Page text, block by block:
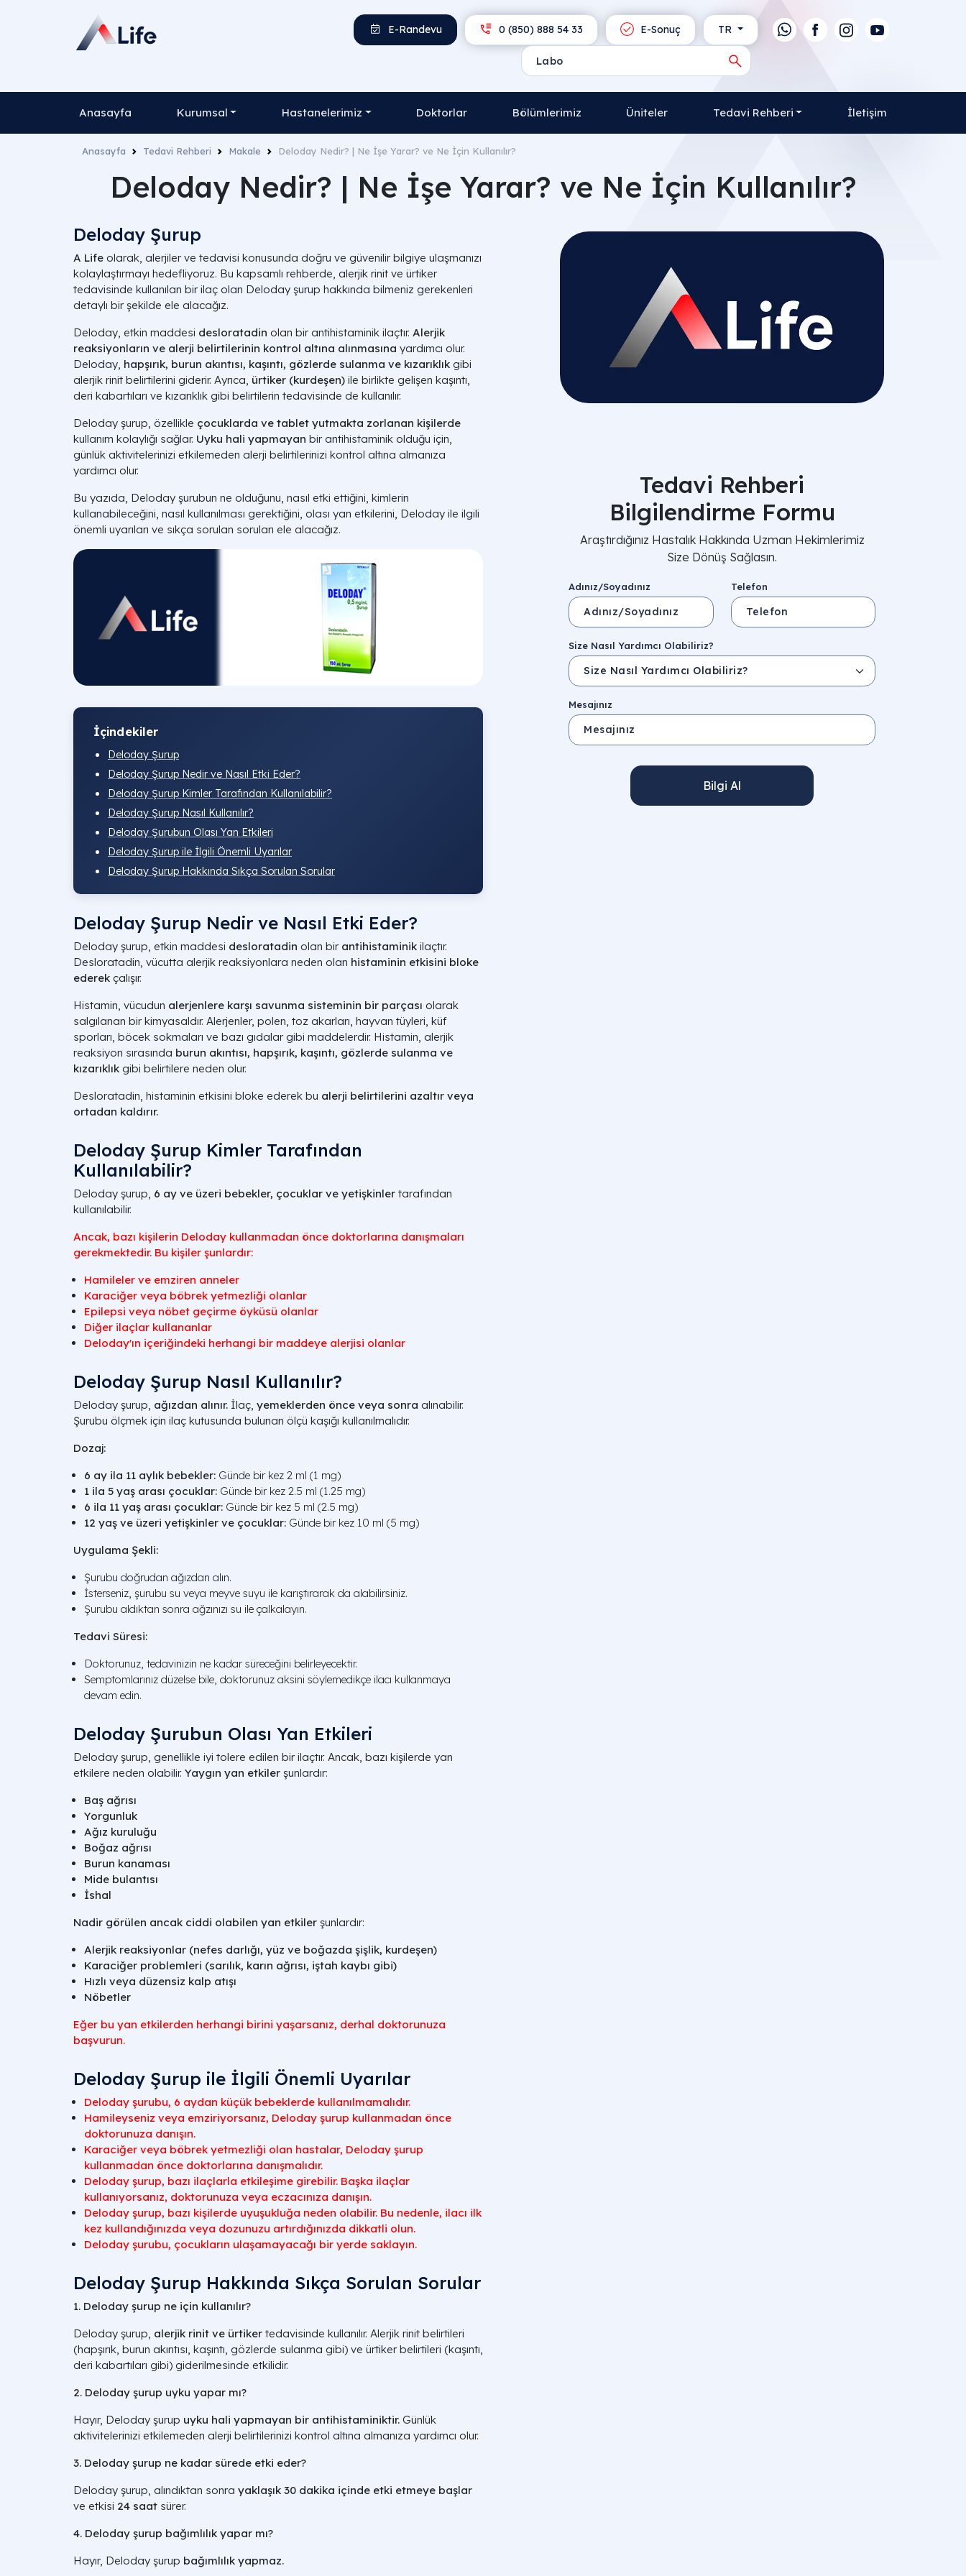
TR
E-Sonuç
0 (850) 888 54 33
E-Randevu
Anasayfa Kurumsal Hastanelerimiz Doktorlar Bölümlerimiz Üniteler Tedavi Rehberi İletişim
Anasayfa Tedavi Rehberi Makale Deloday Nedir? | Ne İşe Yarar? ve Ne İçin Kullanılır?
Deloday Nedir? | Ne İşe Yarar? ve Ne İçin Kullanılır?
Deloday Şurup
A Life olarak, alerjiler ve tedavisi konusunda doğru ve güvenilir bilgiye ulaşmanızı
kolaylaştırmayı hedefliyoruz. Bu kapsamlı rehberde, alerjik rinit ve ürtiker
tedavisinde kullanılan bir ilaç olan Deloday şurup hakkında bilmeniz gerekenleri
detaylı bir şekilde ele alacağız.
Deloday, etkin maddesi desloratadin olan bir antihistaminik ilaçtır. Alerjik
reaksiyonların ve alerji belirtilerinin kontrol altına alınmasına yardımcı olur.
Deloday, hapşırık, burun akıntısı, kaşıntı, gözlerde sulanma ve kızarıklık gibi
alerjik rinit belirtilerini giderir. Ayrıca, ürtiker (kurdeşen) ile birlikte gelişen kaşıntı,
deri kabartıları ve kızarıklık gibi belirtilerin tedavisinde de kullanılır.
Deloday şurup, özellikle çocuklarda ve tablet yutmakta zorlanan kişilerde
kullanım kolaylığı sağlar. Uyku hali yapmayan bir antihistaminik olduğu için,
günlük aktivitelerinizi etkilemeden alerji belirtilerinizi kontrol altına almanıza
yardımcı olur.
Bu yazıda, Deloday şurubun ne olduğunu, nasıl etki ettiğini, kimlerin
kullanabileceğini, nasıl kullanılması gerektiğini, olası yan etkilerini, Deloday ile ilgili
önemli uyarıları ve sıkça sorulan soruları ele alacağız.
İçindekiler
Deloday Şurup
Deloday Şurup Nedir ve Nasıl Etki Eder?
Deloday Şurup Kimler Tarafından Kullanılabilir?
Deloday Şurup Nasıl Kullanılır?
Deloday Şurubun Olası Yan Etkileri
Deloday Şurup ile İlgili Önemli Uyarılar
Deloday Şurup Hakkında Sıkça Sorulan Sorular
Deloday Şurup Nedir ve Nasıl Etki Eder?
Deloday şurup, etkin maddesi desloratadin olan bir antihistaminik ilaçtır.
Desloratadin, vücutta alerjik reaksiyonlara neden olan histaminin etkisini bloke
ederek çalışır.
Histamin, vücudun alerjenlere karşı savunma sisteminin bir parçası olarak
salgılanan bir kimyasaldır. Alerjenler, polen, toz akarları, hayvan tüyleri, küf
sporları, böcek sokmaları ve bazı gıdalar gibi maddelerdir. Histamin, alerjik
reaksiyon sırasında burun akıntısı, hapşırık, kaşıntı, gözlerde sulanma ve
kızarıklık gibi belirtilere neden olur.
Desloratadin, histaminin etkisini bloke ederek bu alerji belirtilerini azaltır veya
ortadan kaldırır.
Deloday Şurup Kimler Tarafından
Kullanılabilir?
Deloday şurup, 6 ay ve üzeri bebekler, çocuklar ve yetişkinler tarafından
kullanılabilir.
Ancak, bazı kişilerin Deloday kullanmadan önce doktorlarına danışmaları
gerekmektedir. Bu kişiler şunlardır:
Hamileler ve emziren anneler
Karaciğer veya böbrek yetmezliği olanlar
Epilepsi veya nöbet geçirme öyküsü olanlar
Diğer ilaçlar kullananlar
Deloday'ın içeriğindeki herhangi bir maddeye alerjisi olanlar
Deloday Şurup Nasıl Kullanılır?
Deloday şurup, ağızdan alınır. İlaç, yemeklerden önce veya sonra alınabilir.
Şurubu ölçmek için ilaç kutusunda bulunan ölçü kaşığı kullanılmalıdır.
Dozaj:
6 ay ila 11 aylık bebekler: Günde bir kez 2 ml (1 mg)
1 ila 5 yaş arası çocuklar: Günde bir kez 2.5 ml (1.25 mg)
6 ila 11 yaş arası çocuklar: Günde bir kez 5 ml (2.5 mg)
12 yaş ve üzeri yetişkinler ve çocuklar: Günde bir kez 10 ml (5 mg)
Uygulama Şekli:
Şurubu doğrudan ağızdan alın.
İsterseniz, şurubu su veya meyve suyu ile karıştırarak da alabilirsiniz.
Şurubu aldıktan sonra ağzınızı su ile çalkalayın.
Tedavi Süresi:
Doktorunuz, tedavinizin ne kadar süreceğini belirleyecektir.
Semptomlarınız düzelse bile, doktorunuz aksini söylemedikçe ilacı kullanmaya
devam edin.
Deloday Şurubun Olası Yan Etkileri
Deloday şurup, genellikle iyi tolere edilen bir ilaçtır. Ancak, bazı kişilerde yan
etkilere neden olabilir. Yaygın yan etkiler şunlardır:
Baş ağrısı
Yorgunluk
Ağız kuruluğu
Boğaz ağrısı
Burun kanaması
Mide bulantısı
İshal
Nadir görülen ancak ciddi olabilen yan etkiler şunlardır:
Alerjik reaksiyonlar (nefes darlığı, yüz ve boğazda şişlik, kurdeşen)
Karaciğer problemleri (sarılık, karın ağrısı, iştah kaybı gibi)
Hızlı veya düzensiz kalp atışı
Nöbetler
Eğer bu yan etkilerden herhangi birini yaşarsanız, derhal doktorunuza
başvurun.
Deloday Şurup ile İlgili Önemli Uyarılar
Deloday şurubu, 6 aydan küçük bebeklerde kullanılmamalıdır.
Hamileyseniz veya emziriyorsanız, Deloday şurup kullanmadan önce
doktorunuza danışın.
Karaciğer veya böbrek yetmezliği olan hastalar, Deloday şurup
kullanmadan önce doktorlarına danışmalıdır.
Deloday şurup, bazı ilaçlarla etkileşime girebilir. Başka ilaçlar
kullanıyorsanız, doktorunuza veya eczacınıza danışın.
Deloday şurup, bazı kişilerde uyuşukluğa neden olabilir. Bu nedenle, ilacı ilk
kez kullandığınızda veya dozunuzu artırdığınızda dikkatli olun.
Deloday şurubu, çocukların ulaşamayacağı bir yerde saklayın.
Deloday Şurup Hakkında Sıkça Sorulan Sorular
1. Deloday şurup ne için kullanılır?
Deloday şurup, alerjik rinit ve ürtiker tedavisinde kullanılır. Alerjik rinit belirtileri
(hapşırık, burun akıntısı, kaşıntı, gözlerde sulanma gibi) ve ürtiker belirtileri (kaşıntı,
deri kabartıları gibi) giderilmesinde etkilidir.
2. Deloday şurup uyku yapar mı?
Hayır, Deloday şurup uyku hali yapmayan bir antihistaminiktir. Günlük
aktivitelerinizi etkilemeden alerji belirtilerinizi kontrol altına almanıza yardımcı olur.
3. Deloday şurup ne kadar sürede etki eder?
Deloday şurup, alındıktan sonra yaklaşık 30 dakika içinde etki etmeye başlar
ve etkisi 24 saat sürer.
4. Deloday şurup bağımlılık yapar mı?
Hayır, Deloday şurup bağımlılık yapmaz.
Tedavi Rehberi
Bilgilendirme Formu
Araştırdığınız Hastalık Hakkında Uzman Hekimlerimiz
Size Dönüş Sağlasın.
Adınız/Soyadınız Telefon
Size Nasıl Yardımcı Olabiliriz?
Mesajınız
Bilgi Al